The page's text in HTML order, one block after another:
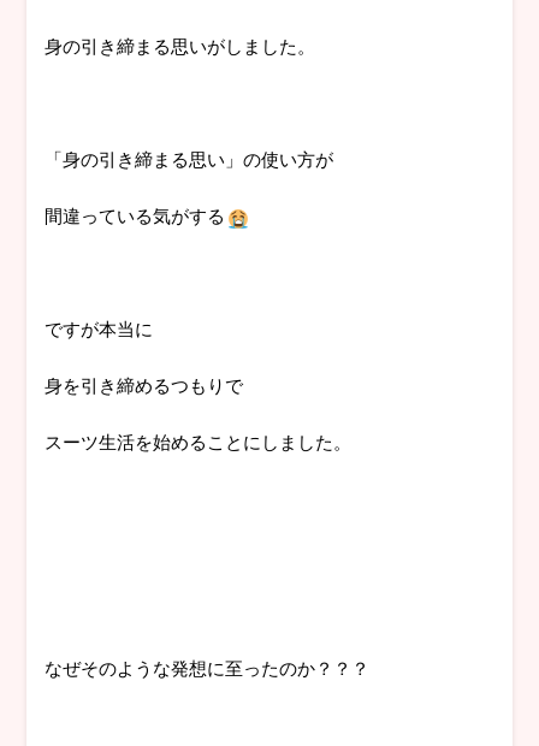
身の引き締まる思いがしました。
「身の引き締まる思い」の使い方が
間違っている気がする
ですが本当に
身を引き締めるつもりで
スーツ生活を始めることにしました。
なぜそのような発想に至ったのか？？？